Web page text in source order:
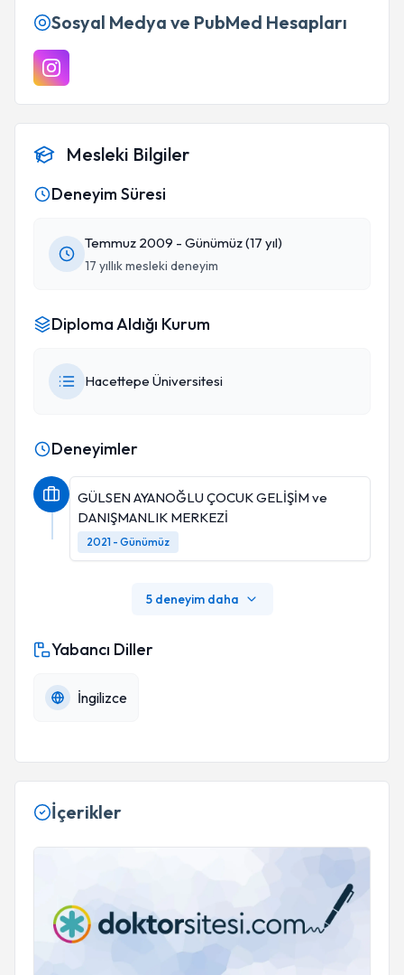
Sosyal Medya ve PubMed Hesapları
Mesleki Bilgiler
Deneyim Süresi
Temmuz 2009 - Günümüz (17 yıl)
17 yıllık mesleki deneyim
Diploma Aldığı Kurum
Hacettepe Üniversitesi
Deneyimler
GÜLSEN AYANOĞLU ÇOCUK GELİŞİM ve
DANIŞMANLIK MERKEZİ
2021 - Günümüz
5 deneyim daha
Yabancı Diller
İngilizce
İçerikler